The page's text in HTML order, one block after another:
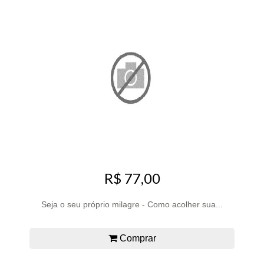
R$ 77,00
Seja o seu próprio milagre - Como acolher sua...
Comprar